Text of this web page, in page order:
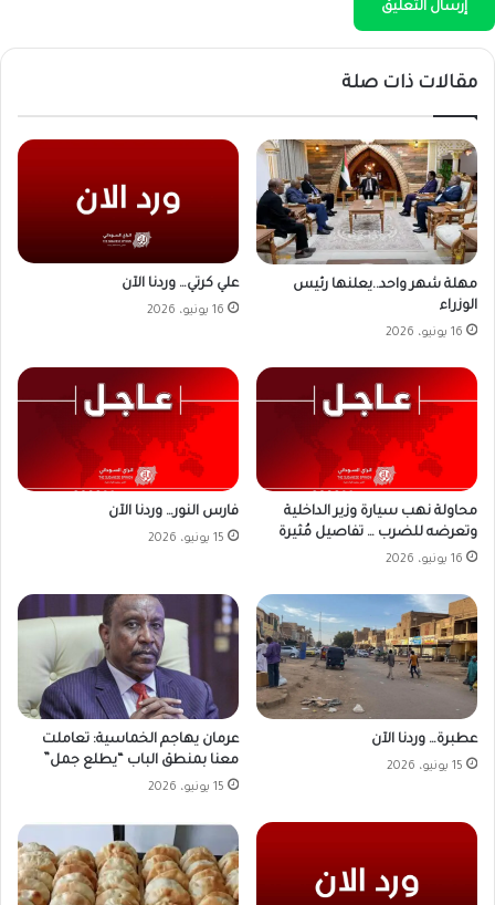
مقالات ذات صلة
مهلة شهر واحد..يعلنها رئيس
الوزراء
16 يونيو، 2026
علي كرتي… وردنا الآن
16 يونيو، 2026
محاولة نهب سيارة وزير الداخلية
وتعرضه للضرب … تفاصيل مُثيرة
16 يونيو، 2026
فارس النور… وردنا الآن
15 يونيو، 2026
عطبرة… وردنا الآن
15 يونيو، 2026
عرمان يهاجم الخماسية: تعاملت
معنا بمنطق الباب “يطلع جمل”
15 يونيو، 2026